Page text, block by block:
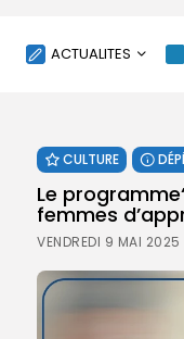
ACTUALITES
SOCIÉTÉ
ÉCONOMIE
CULTURE
ENVIRONNEMENT
CULTURE
Le
femmes
VENDREDI 9 MAI